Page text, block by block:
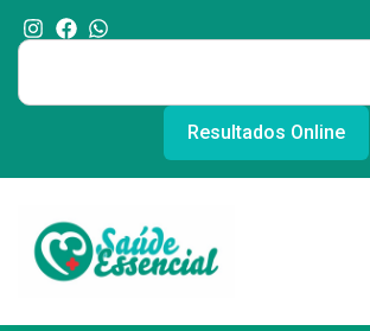
Resultados Online
Conização /